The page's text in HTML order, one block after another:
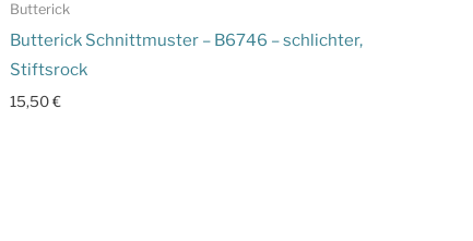
Butterick
Butterick Schnittmuster – B6746 – schlichter,
Stiftsrock
15,50€